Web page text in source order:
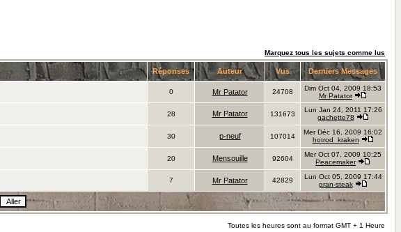
Marquez tous les sujets comme lus
Réponses Auteur Vus Derniers Messages
0 Mr Patator 24708
Dim Oct 04, 2009 18:53
Mr Patator
28 Mr Patator 131673
Lun Jan 24, 2011 17:26
gachette78
30 p-neuf 107014
Mer Déc 16, 2009 16:02
hotrod_kraken
20 Mensouille 92604
Mer Oct 07, 2009 10:25
Peacemaker
7 Mr Patator 42829
Lun Oct 05, 2009 17:44
gran-steak
Toutes les heures sont au format GMT + 1 Heure